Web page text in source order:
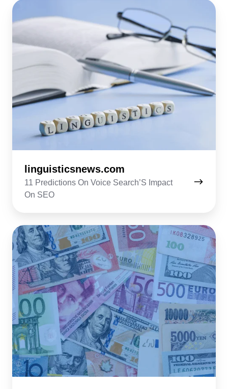
linguisticsnews.com
11 Predictions On Voice Search’S Impact
On SEO
linguisticsnews.com
economistzone.com